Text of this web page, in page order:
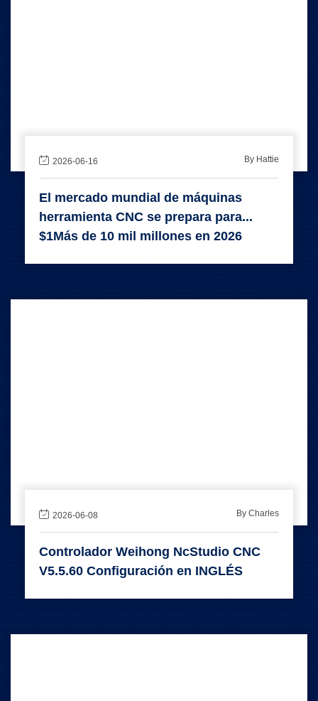
2026-06-16 By Hattie
El mercado mundial de máquinas
herramienta CNC se prepara para...
$1Más de 10 mil millones en 2026
2026-06-08 By Charles
Controlador Weihong NcStudio CNC
V5.5.60 Configuración en INGLÉS